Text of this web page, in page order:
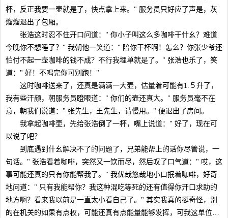
杯，反正我要一壶就是了，快点拿上来。" 服务员只好应了声是，灰
熘熘退出了包厢。
张浩这时忍不住开口问道：" 你小子叫这么多咖啡干什幺？难道
今晚你不想睡了？" 我朝他一笑道：" 陪你干杯啊！怎么？你张少爷还
怕付不起一壶咖啡的钱不成？不行我埋单就是了。" 张浩也乐了，笑
道：" 好！不喝完你可别跑！"
这时咖啡送来了，还真是满满一大壶，估量着可能有1.５升了，
我有些汗颜，朝服务员瞪眼道：" 你们的壶还真大。" 服务员毫不在
意，朝我们说道：" 张先生，王先生，请慢用。" 便退出了房间。
我拿起咖啡壶，先给张浩倒了一杯，嘴上说道：" 好了，现在可
以说了吧？
到底遇到什幺解决不了的问题了，兄弟能帮上的话你尽管说，一
句话。" 张浩看着咖啡，突然又一饮而尽，然后叹了口气道：" 哎，这
事可能还真的只有你能帮我了。" 我优哉悠哉地小口抿着咖啡，好奇
地问道：" 只有我能帮你？我这种混吃等死的还有值得你开口求助的
地方啊？看来我以前是一直太小看自己了。" 其实我真的挺奇怪，别
的在机关的如果有点权，可能还真有点能量能够发挥，可我这单位…